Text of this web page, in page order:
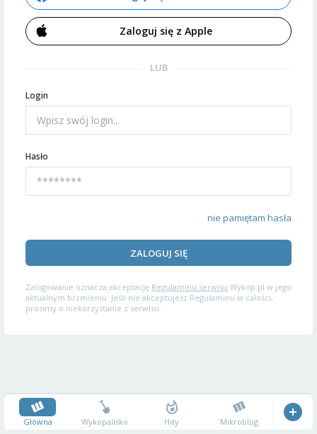
Zaloguj się z Apple
LUB
Login
Hasło
nie pamiętam hasła
ZALOGUJ SIĘ
Zalogowanie oznacza akceptację Regulaminu serwisu Wykop.pl w jego
aktualnym brzmieniu. Jeśli nie akceptujesz Regulaminu w całości,
prosimy o niekorzystanie z serwisu.
Główna Wykopalisko Hity Mikroblog